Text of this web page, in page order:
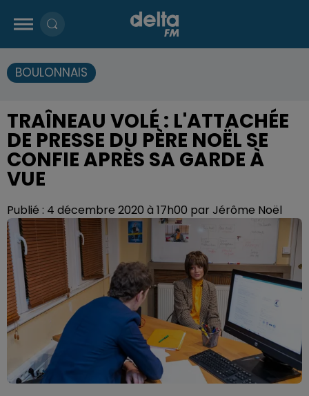
BOULONNAIS
TRAÎNEAU VOLÉ : L'ATTACHÉE
DE PRESSE DU PÈRE NOËL SE
CONFIE APRÈS SA GARDE À
VUE
Publié : 4 décembre 2020 à 17h00 par Jérôme Noël